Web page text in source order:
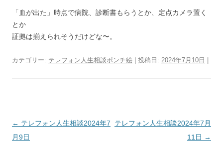
「血が出た」時点で病院、診断書もらうとか、定点カメラ置く
とか
証拠は揃えられそうだけどな〜。
カテゴリー: テレフォン人生相談ポンチ絵 | 投稿日: 2024年7月10日
投
稿
← テレフォン人生相談2024年7
月9日
テレフォン人生相談2024年7月
11日 →